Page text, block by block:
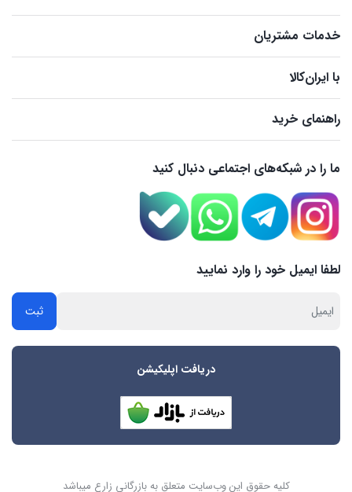
خدمات مشتریان
با ایران‌کالا
راهنمای خرید
ما را در شبکه‌های اجتماعی دنبال کنید
لطفا ایمیل خود را وارد نمایید
دریافت اپلیکیشن
کلیه حقوق این وب‌سایت متعلق به بازرگانی زارع میباشد